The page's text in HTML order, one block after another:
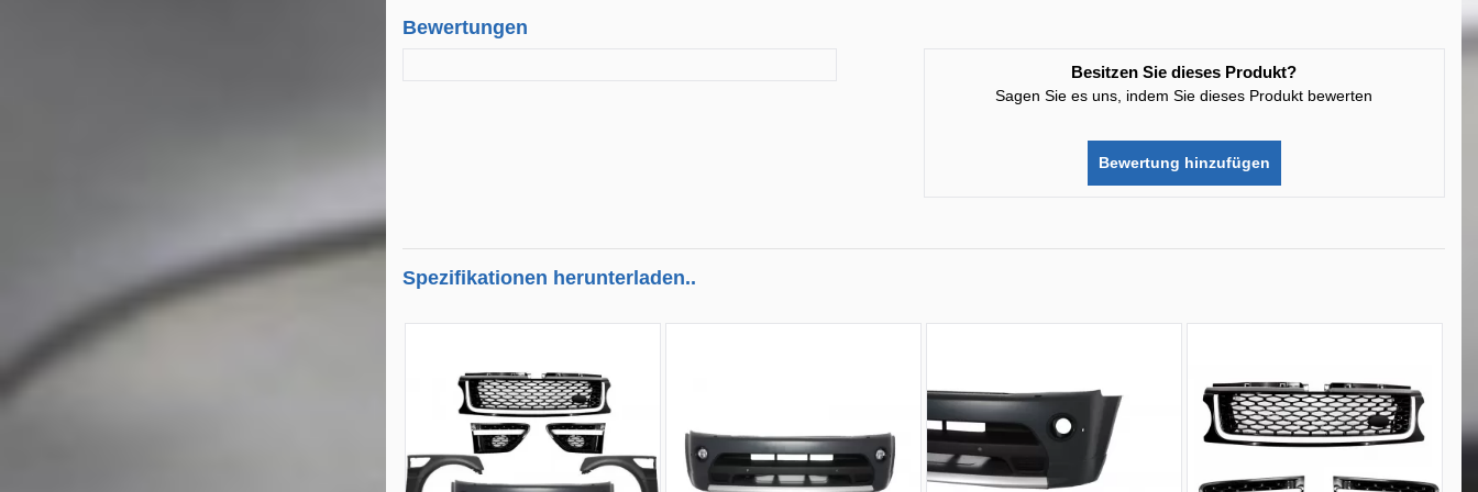
Bewertungen
Besitzen Sie dieses Produkt?
Sagen Sie es uns, indem Sie dieses Produkt bewerten
Bewertung hinzufügen
Spezifikationen herunterladen..